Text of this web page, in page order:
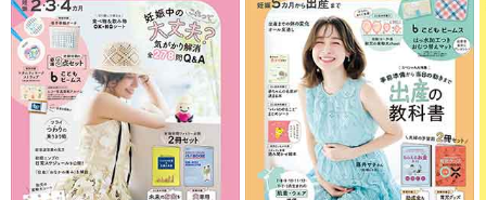
セリア×ディズニー「新作も可愛すぎ」
「コンプリートしたくなる！」大人気の
トイ・ストーリーグッズ5選
トイ・ストーリーの新作アイテムがセリアに登
場しました！インテリア雑貨やピクニックグッ
ズ、つい集めたくなるランダム仕様の小物など
気になるものが勢ぞろい♪ 可愛すぎるとSNSで
も大人気なので、ぜひチェックしてみてくださ
いね。
優秀★保冷バッグ「これは手放せな
い！」「見た目もおしゃれでうれし